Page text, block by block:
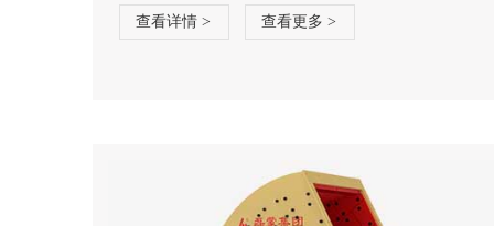
查看详情 > 查看更多 >